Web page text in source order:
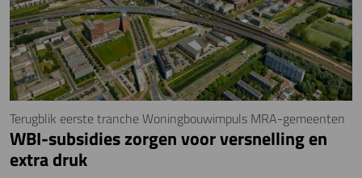
Terugblik eerste tranche Woningbouwimpuls MRA-gemeenten
WBI-subsidies zorgen voor versnelling en
extra druk